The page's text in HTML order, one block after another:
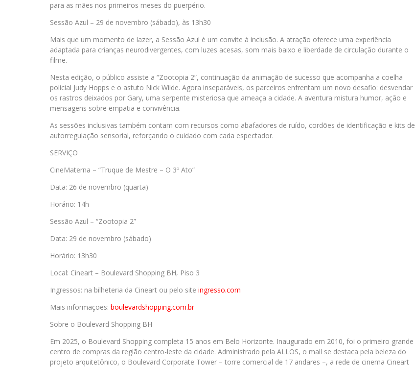
para as mães nos primeiros meses do puerpério.
Sessão Azul – 29 de novembro (sábado), às 13h30
Mais que um momento de lazer, a Sessão Azul é um convite à inclusão. A atração oferece uma experiência
adaptada para crianças neurodivergentes, com luzes acesas, som mais baixo e liberdade de circulação durante o
filme.
Nesta edição, o público assiste a “Zootopia 2”, continuação da animação de sucesso que acompanha a coelha
policial Judy Hopps e o astuto Nick Wilde. Agora inseparáveis, os parceiros enfrentam um novo desafio: desvendar
os rastros deixados por Gary, uma serpente misteriosa que ameaça a cidade. A aventura mistura humor, ação e
mensagens sobre empatia e convivência.
As sessões inclusivas também contam com recursos como abafadores de ruído, cordões de identificação e kits de
autorregulação sensorial, reforçando o cuidado com cada espectador.
SERVIÇO
CineMaterna – “Truque de Mestre – O 3º Ato”
Data: 26 de novembro (quarta)
Horário: 14h
Sessão Azul – “Zootopia 2”
Data: 29 de novembro (sábado)
Horário: 13h30
Local: Cineart – Boulevard Shopping BH, Piso 3
Ingressos: na bilheteria da Cineart ou pelo site ingresso.com
Mais informações: boulevardshopping.com.br
Sobre o Boulevard Shopping BH
Em 2025, o Boulevard Shopping completa 15 anos em Belo Horizonte. Inaugurado em 2010, foi o primeiro grande
centro de compras da região centro-leste da cidade. Administrado pela ALLOS, o mall se destaca pela beleza do
projeto arquitetônico, o Boulevard Corporate Tower – torre comercial de 17 andares –, a rede de cinema Cineart